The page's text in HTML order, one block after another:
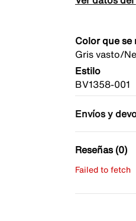
Color que se
Gris vasto/
Estilo
BV1358-001
Envíos y
Reseñas (0)
Failed to fetch